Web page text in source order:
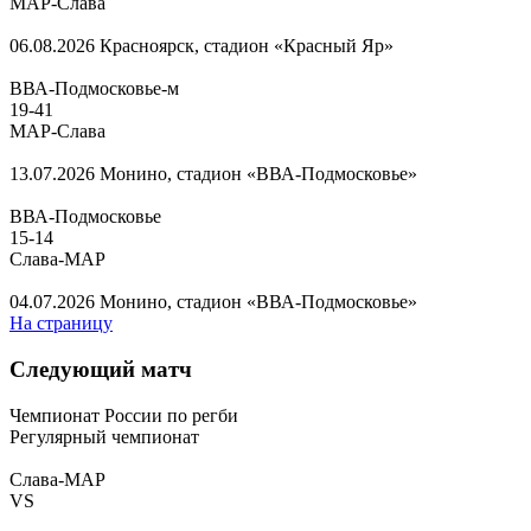
06.08.2026 Красноярск, стадион «Красный Яр»
ВВА-Подмосковье-м
19-41
МАР-Слава
13.07.2026 Монино, стадион «ВВА-Подмосковье»
ВВА-Подмосковье
15-14
Слава-МАР
04.07.2026 Монино, стадион «ВВА-Подмосковье»
На страницу
Следующий матч
Чемпионат России по регби
Регулярный чемпионат
Слава-МАР
VS